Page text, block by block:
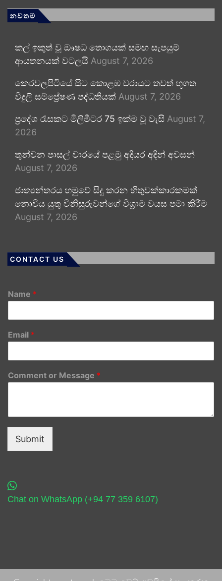
නවතම
කල් ඉකුත් වූ ඖෂධ තොගයක් සමඟ සැපයුම්
ආයතනයක් වටලයි August 7, 2026
කෙරවලපිටියේ සිට කොළඹ වරායට තවත් භූගත
විදුලි සම්ප්‍රේෂණ පද්ධතියක් August 7, 2026
ප්‍රදේශ රැසකට මිලිමීටර 75 ඉක්ම වූ වැසි August 7,
2026
තුන්වන පාසල් වාරයේ පළමු අදියර අදින් අවසන්
August 7, 2026
ජාත්‍යන්තරය හමුවේ සිදු කරන හිතුවක්කාරකමක්
නොවිය යුතු විනිසුරුවන්ගේ විශ්‍රාම වයස පමා කිරීම
August 7, 2026
CONTACT US
Name *
Email *
Comment or Message *
Submit
Chat on WhatsApp (+94 77 359 6107)